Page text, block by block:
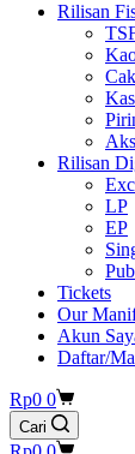
Rilisan
Rilisan
LP
EP
Tickets
Our
Akun
Daftar/
Shopping
cart
Rp0 0
Cari
Shopping